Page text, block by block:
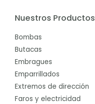
Nuestros Productos
Bombas
Butacas
Embragues
Emparrillados
Extremos de dirección
Faros y electricidad